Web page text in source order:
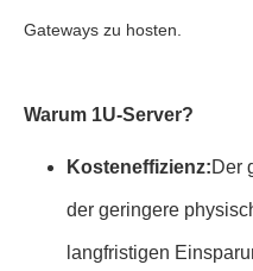
Gateways zu hosten.
Warum 1U-Server?
Kosteneffizienz:Der
der geringere
langfristigen